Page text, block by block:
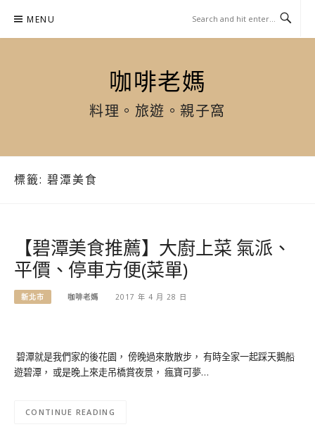
content
MENU
咖啡老媽
料理。旅遊。親子窩
標籤: 碧潭美食
【碧潭美食推薦】大廚上菜 氣派、
平價、停車方便(菜單)
新北市 咖啡老媽 2017 年 4 月 28 日
碧潭就是我們家的後花園， 傍晚過來散散步， 有時全家一起踩天鵝船
遊碧潭， 或是晚上來走吊橋賞夜景， 瘋寶可夢…
CONTINUE READING